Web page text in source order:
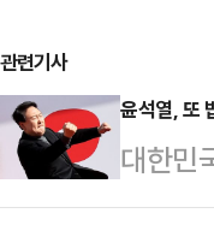
관련기사
윤석열, 또
대한민
비상계